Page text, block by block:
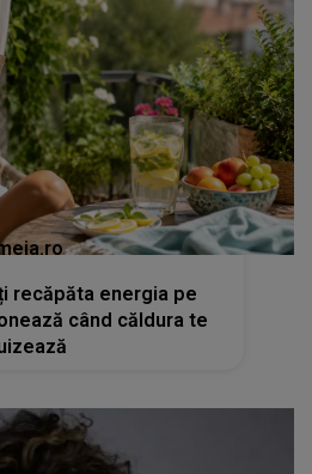
recăpăta energia pe
când căldura te